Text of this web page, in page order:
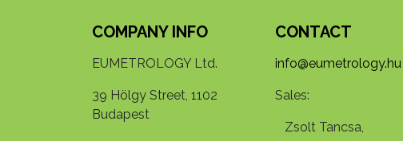
COMPANY INFO
EUMETROLOGY Ltd.
39 Hölgy Street, 1102
Budapest
CONTACT
info@eumetrology.hu
Sales:
Zsolt Tancsa,